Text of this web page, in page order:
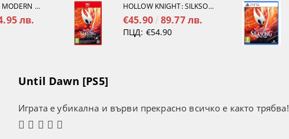
CALL OF DUTY: MODERN WARFARE 4[PS5]
лв.
HOLLOW KNIGHT: SILKSONG [NINTENDO SWITCH 2]
€45.90 89.77 лв.
ПЦД: €54.90
Until Dawn [PS5]
Играта е убикална и върви прекрасно всичко е както трябва!